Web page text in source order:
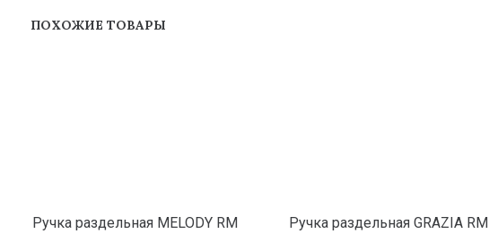
ПОХОЖИЕ ТОВАРЫ
Ручка раздельная MELODY RM
Ручка раздельная GRAZIA RM